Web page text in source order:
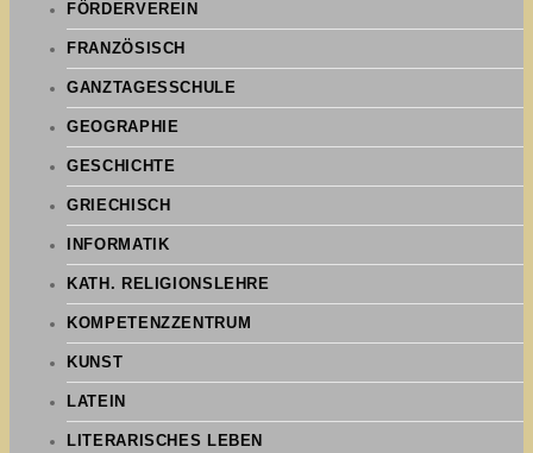
FÖRDERVEREIN
FRANZÖSISCH
GANZTAGESSCHULE
GEOGRAPHIE
GESCHICHTE
GRIECHISCH
INFORMATIK
KATH. RELIGIONSLEHRE
KOMPETENZZENTRUM
KUNST
LATEIN
LITERARISCHES LEBEN